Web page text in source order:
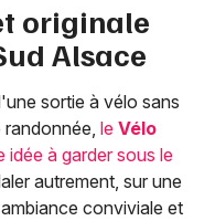
originale
Alsace
sortie à vélo sans
le Vélo
idée à garder sous le
autrement, sur une
conviviale et